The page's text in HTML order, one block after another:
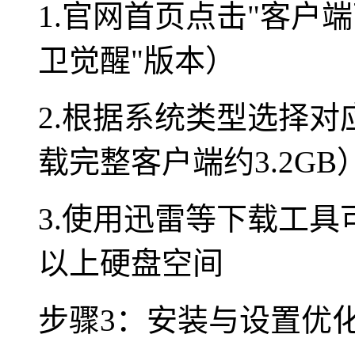
1.官网首页点击"客户
卫觉醒"版本）
2.根据系统类型选择对
载完整客户端约3.2GB
3.使用迅雷等下载工具
以上硬盘空间
步骤3：安装与设置优